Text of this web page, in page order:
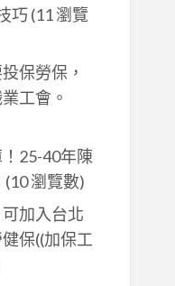
巧(11 瀏覽
保勞保，
工會。
25-40年陳
(10 瀏覽數)
加入台北
保((加保工